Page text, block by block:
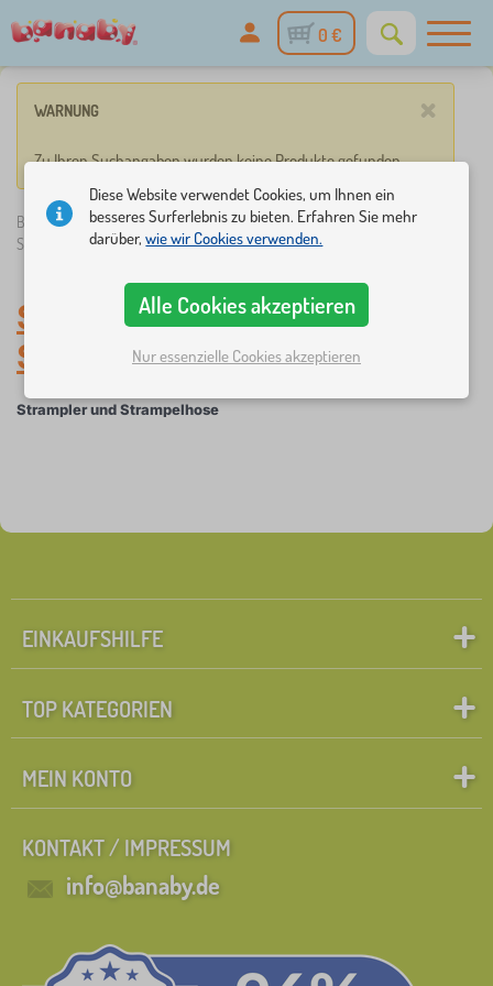
0 €
×
WARNUNG
Zu Ihren Suchangaben wurden keine Produkte gefunden.
Banaby.de »Babyausstattung/ Babymode /Strampler und
Strampelhose
Strampler und
Strampelhose-Babymode
Strampler und Strampelhose
EINKAUFSHILFE
TOP KATEGORIEN
MEIN KONTO
KONTAKT / IMPRESSUM
info@banaby.de
Diese Website verwendet Cookies, um Ihnen ein
besseres Surferlebnis zu bieten. Erfahren Sie mehr
darüber,wie wir Cookies verwenden.
Alle Cookies akzeptieren
Nur essenzielle Cookies akzeptieren